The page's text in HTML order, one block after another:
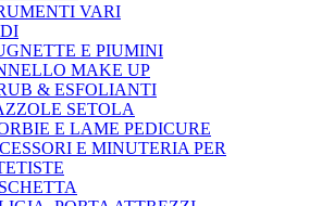
VARI
E PIUMINI
MAKE UP
& ESFOLIANTI
SETOLA
E LAME PEDICURE
E MINUTERIA PER